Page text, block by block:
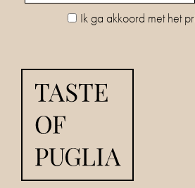
CADEAUS
BLOG
Ik ga akkoord met het